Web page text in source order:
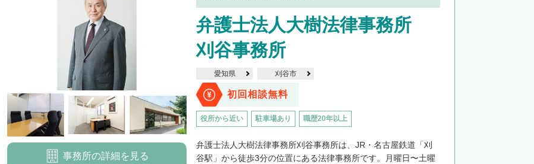
弁護士法人大樹法律事務所
刈谷事務所
愛知県 刈谷市
初回相談無料
役所から近い 駐車場あり 職歴20年以上
弁護士法人大樹法律事務所刈谷事務所は、JR・名古屋鉄道「刈
谷駅」から徒歩3分の位置にある法律事務所です。月曜日〜土曜
事務所の詳細を見る